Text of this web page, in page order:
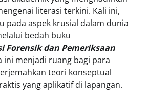
literasi terkini. Kali ini,
pada aspek krusial dalam dunia
bedah buku
Forensik dan Pemeriksaan
ini menjadi ruang bagi para
teori konseptual
yang aplikatif di lapangan.